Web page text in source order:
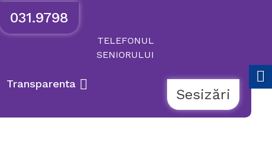
031.9798
TELEFONUL
SENIORULUI
Transparenta
Sesizări